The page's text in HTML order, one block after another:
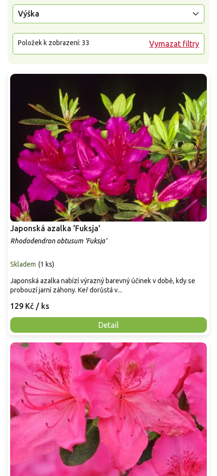
Výška
Vymazat filtry
Položek k zobrazení: 33
Japonská azalka 'Fuksja'
Rhododendron obtusum 'Fuksja'
Skladem (1 ks)
129 Kč / ks
Detail
Japonská azalka nabízí výrazný barevný účinek v době, kdy se
probouzí jarní záhony. Keř dorůstá v...